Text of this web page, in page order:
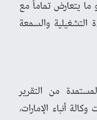
ما يتعارض تماماً مع
التشغيلية والسمعة
من التقرير
2025 وبيانات وكالة أنباء الإمارات،